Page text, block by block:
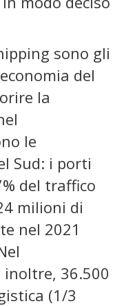
sono gli
del
la
le
Sud: i porti
del traffico
milioni di
nel 2021
inoltre, 36.500
(1/3